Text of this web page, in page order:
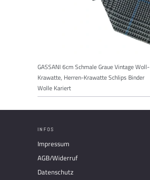
GASSANI 6cm Schmale Graue Vintage Woll-
Krawatte, Herren-Krawatte Schlips Binder
Wolle Kariert
INFOS
Impressum
AGB/Widerruf
Datenschutz